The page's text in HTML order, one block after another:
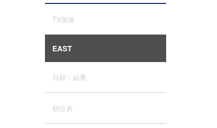
TV放送
EAST
日程・結果
順位表